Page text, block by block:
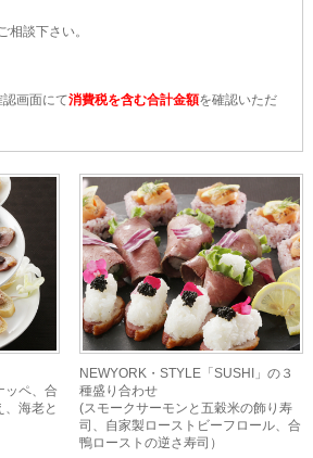
談下さい。
画面にて消費税を含む合計金額を確認いただ
ッペ、合
海老と
NEWYORK・STYLE「SUSHI」の３
種盛り合わせ
(スモークサーモンと五穀米の飾り寿
司、自家製ローストビーフロール、合
鴨ローストの逆さ寿司）